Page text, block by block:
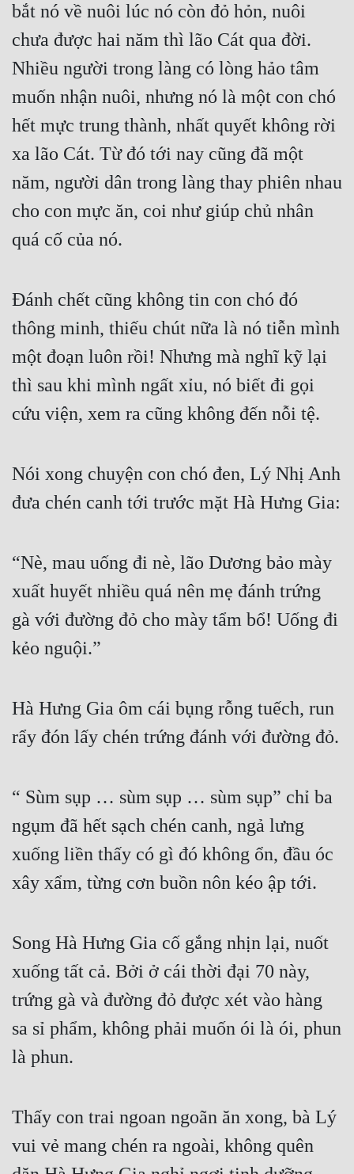
bắt nó về nuôi lúc nó còn đỏ hỏn, nuôi
chưa được hai năm thì lão Cát qua đời.
Nhiều người trong làng có lòng hảo tâm
muốn nhận nuôi, nhưng nó là một con chó
hết mực trung thành, nhất quyết không rời
xa lão Cát. Từ đó tới nay cũng đã một
năm, người dân trong làng thay phiên nhau
cho con mực ăn, coi như giúp chủ nhân
quá cố của nó.
Đánh chết cũng không tin con chó đó
thông minh, thiếu chút nữa là nó tiễn mình
một đoạn luôn rồi! Nhưng mà nghĩ kỹ lại
thì sau khi mình ngất xỉu, nó biết đi gọi
cứu viện, xem ra cũng không đến nỗi tệ.
Nói xong chuyện con chó đen, Lý Nhị Anh
đưa chén canh tới trước mặt Hà Hưng Gia:
“Nè, mau uống đi nè, lão Dương bảo mày
xuất huyết nhiều quá nên mẹ đánh trứng
gà với đường đỏ cho mày tẩm bổ! Uống đi
kẻo nguội.”
Hà Hưng Gia ôm cái bụng rỗng tuếch, run
rẩy đón lấy chén trứng đánh với đường đỏ.
“ Sùm sụp … sùm sụp … sùm sụp” chỉ ba
ngụm đã hết sạch chén canh, ngả lưng
xuống liền thấy có gì đó không ổn, đầu óc
xây xẩm, từng cơn buồn nôn kéo ập tới.
Song Hà Hưng Gia cố gắng nhịn lại, nuốt
xuống tất cả. Bởi ở cái thời đại 70 này,
trứng gà và đường đỏ được xét vào hàng
sa sỉ phẩm, không phải muốn ói là ói, phun
là phun.
Thấy con trai ngoan ngoãn ăn xong, bà Lý
vui vẻ mang chén ra ngoài, không quên